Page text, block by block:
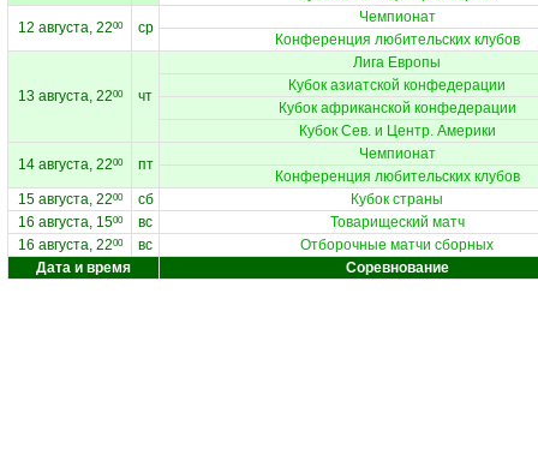
12 августа, 2200 ср
Чемпионат
Конференция любительских клубов
13 августа, 2200 чт
Лига Европы
Кубок азиатской конфедерации
Кубок африканской конфедерации
Кубок Сев. и Центр. Америки
14 августа, 2200 пт
Чемпионат
Конференция любительских клубов
15 августа, 2200 сб
Кубок страны
16 августа, 1500 вс
Товарищеский матч
16 августа, 2200 вс
Отборочные матчи сборных
Дата и время
Соревнование